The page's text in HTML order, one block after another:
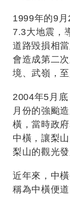
1999年的9
7.3大地震，
道路毀損相
會造成第二
境、武嶺，
2004年5月
月份的強颱
橫，當時政
中橫，讓梨
梨山的觀光發
近年來，中
稱為中橫便